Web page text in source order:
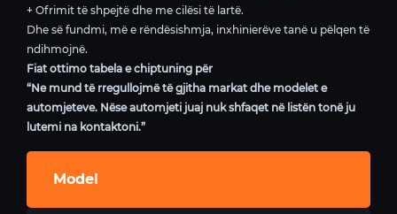
+ Ofrimit të shpejtë dhe me cilësi të lartë.
Dhe së fundmi, më e rëndësishmja, inxhinierëve tanë u pëlqen të
ndihmojnë.
Fiat ottimo tabela e chiptuning për
“Ne mund të rregullojmë të gjitha markat dhe modelet e
automjeteve. Nëse automjeti juaj nuk shfaqet në listën tonë ju
lutemi na kontaktoni.”
Model